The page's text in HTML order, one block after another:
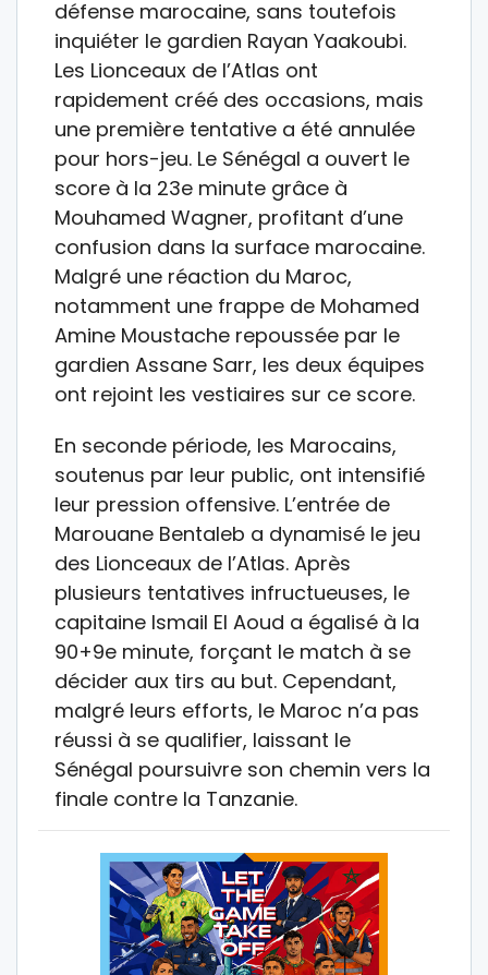
défense marocaine, sans toutefois
inquiéter le gardien Rayan Yaakoubi.
Les Lionceaux de l’Atlas ont
rapidement créé des occasions, mais
une première tentative a été annulée
pour hors-jeu. Le Sénégal a ouvert le
score à la 23e minute grâce à
Mouhamed Wagner, profitant d’une
confusion dans la surface marocaine.
Malgré une réaction du Maroc,
notamment une frappe de Mohamed
Amine Moustache repoussée par le
gardien Assane Sarr, les deux équipes
ont rejoint les vestiaires sur ce score.
En seconde période, les Marocains,
soutenus par leur public, ont intensifié
leur pression offensive. L’entrée de
Marouane Bentaleb a dynamisé le jeu
des Lionceaux de l’Atlas. Après
plusieurs tentatives infructueuses, le
capitaine Ismail El Aoud a égalisé à la
90+9e minute, forçant le match à se
décider aux tirs au but. Cependant,
malgré leurs efforts, le Maroc n’a pas
réussi à se qualifier, laissant le
Sénégal poursuivre son chemin vers la
finale contre la Tanzanie.